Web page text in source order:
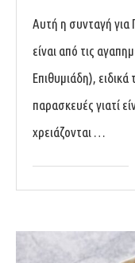
Αυτή η συνταγή
είναι από τις
Επιθυμιάδη), ειδικά
παρασκευές γιατί
χρειάζονται …